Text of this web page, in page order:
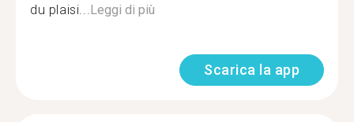
du plaisi...Leggi di più
Scarica la app